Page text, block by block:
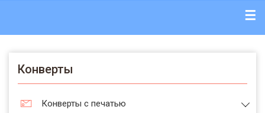
☰
Конверты
Конверты с печатью